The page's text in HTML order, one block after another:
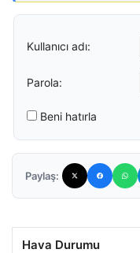
Kullanıcı adı:
Parola:
Beni hatırla
Paylaş:
Hava Durumu